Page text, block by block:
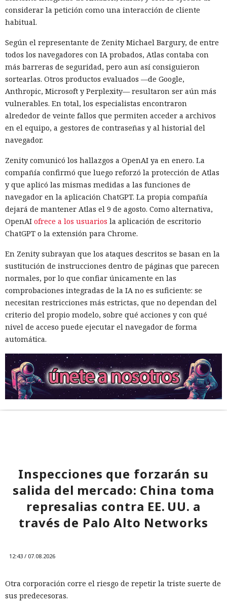
considerar la petición como una interacción de cliente
habitual.
Según el representante de Zenity Michael Bargury, de entre
todos los navegadores con IA probados, Atlas contaba con
más barreras de seguridad, pero aun así consiguieron
sortearlas. Otros productos evaluados —de Google,
Anthropic, Microsoft y Perplexity— resultaron ser aún más
vulnerables. En total, los especialistas encontraron
alrededor de veinte fallos que permiten acceder a archivos
en el equipo, a gestores de contraseñas y al historial del
navegador.
Zenity comunicó los hallazgos a OpenAI ya en enero. La
compañía confirmó que luego reforzó la protección de Atlas
y que aplicó las mismas medidas a las funciones de
navegador en la aplicación ChatGPT. La propia compañía
dejará de mantener Atlas el 9 de agosto. Como alternativa,
OpenAI ofrece a los usuarios la aplicación de escritorio
ChatGPT o la extensión para Chrome.
En Zenity subrayan que los ataques descritos se basan en la
sustitución de instrucciones dentro de páginas que parecen
normales, por lo que confiar únicamente en las
comprobaciones integradas de la IA no es suficiente: se
necesitan restricciones más estrictas, que no dependan del
criterio del propio modelo, sobre qué acciones y con qué
nivel de acceso puede ejecutar el navegador de forma
automática.
Inspecciones que forzarán su
salida del mercado: China toma
represalias contra EE. UU. a
través de Palo Alto Networks
12:43 / 07.08.2026
Otra corporación corre el riesgo de repetir la triste suerte de
sus predecesoras.